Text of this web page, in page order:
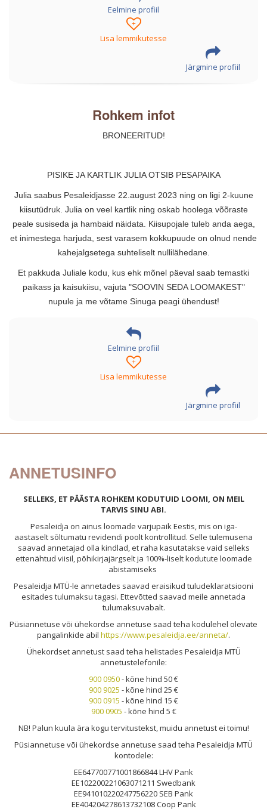
Eelmine profiil
+
Lisa lemmikutesse
Järgmine profiil
Rohkem infot
BRONEERITUD!
PISIKE JA KARTLIK JULIA OTSIB PESAPAIKA
Julia saabus Pesaleidjasse 22.august 2023 ning on ligi 2-kuune
kiisutüdruk. Julia on veel kartlik ning oskab hoolega võõraste
peale susiseda ja hambaid näidata. Kiisupojale tuleb anda aega,
et inimestega harjuda, sest varasem kokkupuude on olnud nende
kahejalgsetega suhteliselt nullilähedane.
Et pakkuda Juliale kodu, kus ehk mõnel päeval saab temastki
paikass ja kaisukiisu, vajuta "SOOVIN SEDA LOOMAKEST"
nupule ja me võtame Sinuga peagi ühendust!
Eelmine profiil
+
Lisa lemmikutesse
Järgmine profiil
ANNETUSINFO
SELLEKS, ET PÄÄSTA ROHKEM KODUTUID LOOMI, ON MEIL
TARVIS SINU ABI.
Pesaleidja on ainus loomade varjupaik Eestis, mis on iga-
aastaselt sõltumatu revidendi poolt kontrollitud. Selle tulemusena
saavad annetajad olla kindlad, et raha kasutatakse vaid selleks
ettenähtud viisil, põhikirjajärgselt ja 100%-liselt kodutute loomade
abistamiseks
Pesaleidja MTÜ-le annetades saavad eraisikud tuludeklaratsiooni
esitades tulumaksu tagasi. Ettevõtted saavad meile annetada
tulumaksuvabalt.
Püsiannetuse või ühekordse annetuse saad teha kodulehel olevate
pangalinkide abil https://www.pesaleidja.ee/anneta/.
Ühekordset annetust saad teha helistades Pesaleidja MTÜ
annetustelefonile:
900 0950- kõne hind 50 €
900 9025 - kõne hind 25 €
900 0915 - kõne hind 15 €
900 0905 - kõne hind 5 €
NB! Palun kuula ära kogu tervitustekst, muidu annetust ei toimu!
Püsiannetuse või ühekordse annetuse saad teha Pesaleidja MTÜ
kontodele:
EE647700771001866844 LHV Pank
EE102200221063071211 Swedbank
EE941010220247756220 SEB Pank
EE404204278613732108 Coop Pank